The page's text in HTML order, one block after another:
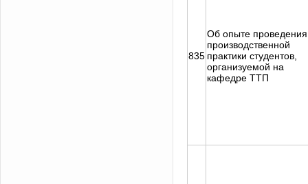
835
Об опыте проведения
производственной
практики студентов,
организуемой на
кафедре ТТП